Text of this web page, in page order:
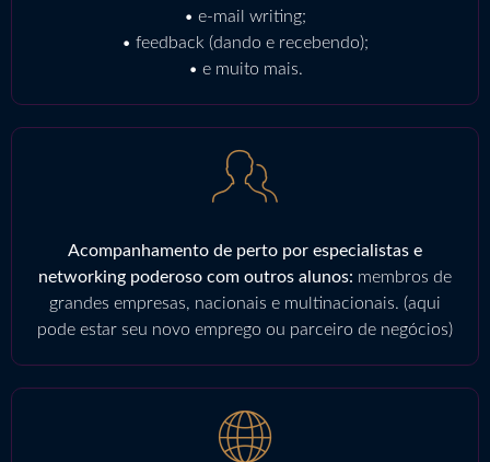
• e-mail writing;
• feedback (dando e recebendo);
• e muito mais.
Acompanhamento de perto por especialistas e
networking poderoso com outros alunos: membros de
grandes empresas, nacionais e multinacionais. (aqui
pode estar seu novo emprego ou parceiro de negócios)